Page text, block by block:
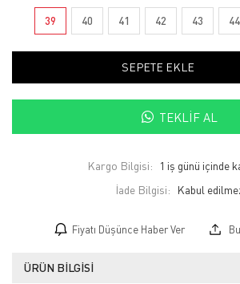
39 40 41 42 43 44
SEPETE EKLE
TEKLIF AL
Kargo Bilgisi:
1 iş günü içinde
İade Bilgisi:
Fiyatı Düşünce Haber Ver
ÜRÜN BILGISI